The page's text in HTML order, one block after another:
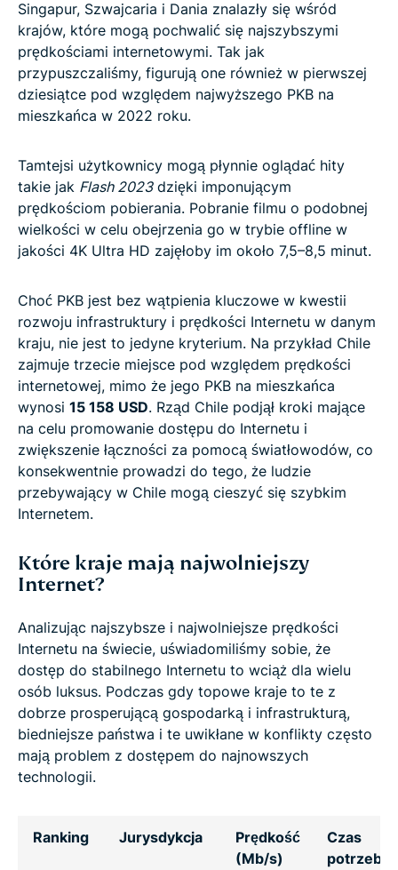
Singapur, Szwajcaria i Dania znalazły się wśród
krajów, które mogą pochwalić się najszybszymi
prędkościami internetowymi. Tak jak
przypuszczaliśmy, figurują one również w pierwszej
dziesiątce pod względem najwyższego PKB na
mieszkańca w 2022 roku.
Tamtejsi użytkownicy mogą płynnie oglądać hity
takie jak Flash2023dzięki imponującym
prędkościom pobierania. Pobranie filmu o podobnej
wielkości w celu obejrzenia go w trybie offline w
jakości 4K Ultra HD zajęłoby im około 7,5–8,5 minut.
Choć PKB jest bez wątpienia kluczowe w kwestii
rozwoju infrastruktury i prędkości Internetu w danym
kraju, nie jest to jedyne kryterium. Na przykład Chile
zajmuje trzecie miejsce pod względem prędkości
internetowej, mimo że jego PKB na mieszkańca
wynosi 15 158 USD. Rząd Chile podjął kroki mające
na celu promowanie dostępu do Internetu i
zwiększenie łączności za pomocą światłowodów, co
konsekwentnie prowadzi do tego, że ludzie
przebywający w Chile mogą cieszyć się szybkim
Internetem.
Które kraje mają najwolniejszy
Internet?
Analizując najszybsze i najwolniejsze prędkości
Internetu na świecie, uświadomiliśmy sobie, że
dostęp do stabilnego Internetu to wciąż dla wielu
osób luksus. Podczas gdy topowe kraje to te z
dobrze prosperującą gospodarką i infrastrukturą,
biedniejsze państwa i te uwikłane w konflikty często
mają problem z dostępem do najnowszych
technologii.
Ranking Jurysdykcja
Prędkość
(Mb/s)
Czas
potrzebny